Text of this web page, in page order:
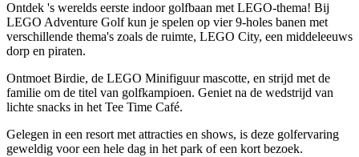
Ontdek 's werelds eerste indoor golfbaan met LEGO-thema! Bij
LEGO Adventure Golf kun je spelen op vier 9-holes banen met
verschillende thema's zoals de ruimte, LEGO City, een middeleeuws
dorp en piraten.
Ontmoet Birdie, de LEGO Minifiguur mascotte, en strijd met de
familie om de titel van golfkampioen. Geniet na de wedstrijd van
lichte snacks in het Tee Time Café.
Gelegen in een resort met attracties en shows, is deze golfervaring
geweldig voor een hele dag in het park of een kort bezoek.